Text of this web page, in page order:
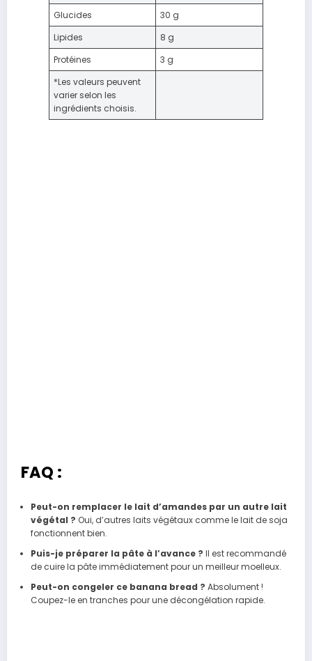
Glucides
30 g
Lipides
8 g
Protéines
3 g
*Les valeurs peuvent
varier selon les
ingrédients choisis.
FAQ :
Peut-on remplacer le lait d’amandes par un autre lait
végétal ? Oui, d’autres laits végétaux comme le lait de soja
fonctionnent bien.
Puis-je préparer la pâte à l’avance ? Il est recommandé
de cuire la pâte immédiatement pour un meilleur moelleux.
Peut-on congeler ce banana bread ? Absolument !
Coupez-le en tranches pour une décongélation rapide.